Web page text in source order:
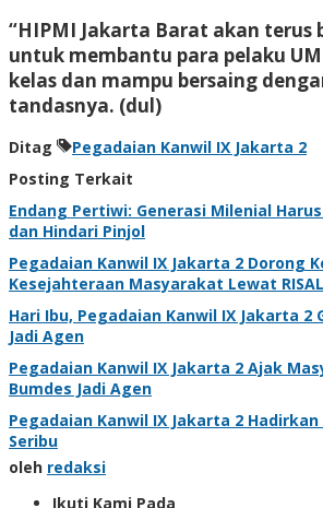
“HIPMI Jakarta Barat akan terus
untuk membantu para pelaku
kelas dan mampu bersaing
tandasnya. (dul)
Ditag
Pegadaian Kanwil IX Jakarta 2
Posting Terkait
Endang Pertiwi: Generasi Milenial
dan Hindari Pinjol
Pegadaian Kanwil IX Jakarta 2 Dorong
Kesejahteraan Masyarakat Lewat
Hari Ibu, Pegadaian Kanwil IX Jakarta 2
Jadi Agen
Pegadaian Kanwil IX Jakarta 2 Ajak
Bumdes Jadi Agen
Pegadaian Kanwil IX Jakarta 2
Seribu
oleh redaksi
Ikuti Kami Pada